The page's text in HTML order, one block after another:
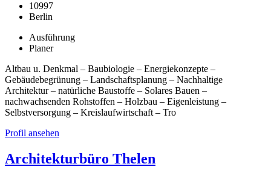
10997
Berlin
Ausführung
Planer
Altbau u. Denkmal – Baubiologie – Energiekonzepte –
Gebäudebegrünung – Landschaftsplanung – Nachhaltige
Architektur – natürliche Baustoffe – Solares Bauen –
nachwachsenden Rohstoffen – Holzbau – Eigenleistung –
Selbstversorgung – Kreislaufwirtschaft – Tro
Profil ansehen
Architekturbüro Thelen